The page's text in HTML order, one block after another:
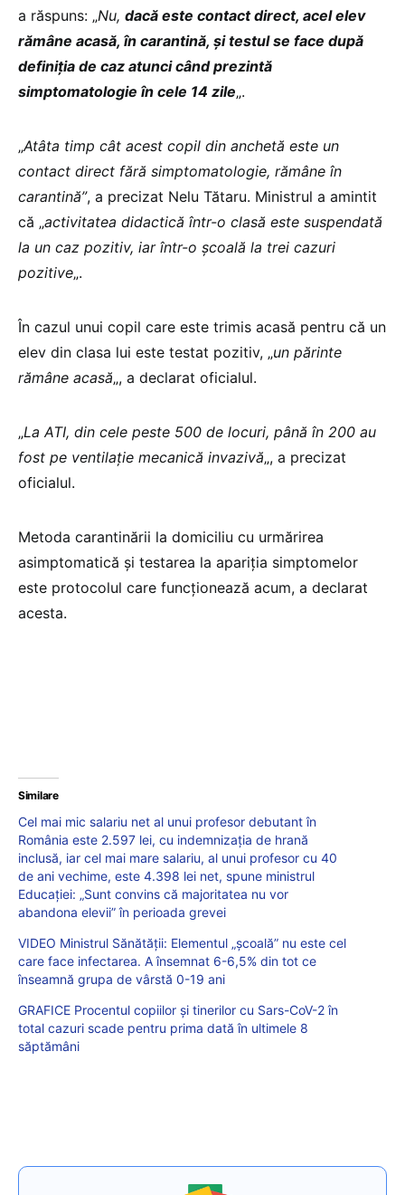
a răspuns: „Nu, dacă este contact direct, acel elev
rămâne acasă, în carantină, și testul se face după
definiția de caz atunci când prezintă
simptomatologie în cele 14 zile„.
„Atâta timp cât acest copil din anchetă este un
contact direct fără simptomatologie, rămâne în
carantină”, a precizat Nelu Tătaru. Ministrul a amintit
că „activitatea didactică într-o clasă este suspendată
la un caz pozitiv, iar într-o școală la trei cazuri
pozitive„.
În cazul unui copil care este trimis acasă pentru că un
elev din clasa lui este testat pozitiv, „un părinte
rămâne acasă„, a declarat oficialul.
„La ATI, din cele peste 500 de locuri, până în 200 au
fost pe ventilație mecanică invazivă„, a precizat
oficialul.
Metoda carantinării la domiciliu cu urmărirea
asimptomatică și testarea la apariția simptomelor
este protocolul care funcționează acum, a declarat
acesta.
Similare
Cel mai mic salariu net al unui profesor debutant în
România este 2.597 lei, cu indemnizaţia de hrană
inclusă, iar cel mai mare salariu, al unui profesor cu 40
de ani vechime, este 4.398 lei net, spune ministrul
Educației: „Sunt convins că majoritatea nu vor
abandona elevii” în perioada grevei
VIDEO Ministrul Sănătății: Elementul „școală” nu este cel
care face infectarea. A însemnat 6-6,5% din tot ce
înseamnă grupa de vârstă 0-19 ani
GRAFICE Procentul copiilor și tinerilor cu Sars-CoV-2 în
total cazuri scade pentru prima dată în ultimele 8
săptămâni